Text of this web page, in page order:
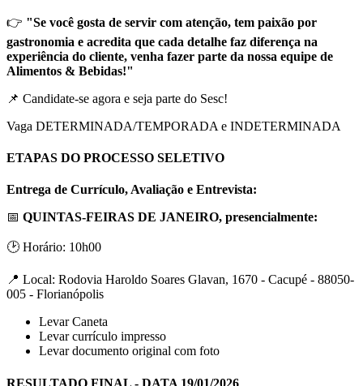
👉 "Se você gosta de servir com atenção, tem paixão por
gastronomia e acredita que cada detalhe faz diferença na
experiência do cliente, venha fazer parte da nossa equipe de
Alimentos & Bebidas!"
📌 Candidate-se agora e seja parte do Sesc!
Vaga DETERMINADA/TEMPORADA e INDETERMINADA
ETAPAS DO PROCESSO SELETIVO
Entrega de Currículo, Avaliação e Entrevista:
📅 QUINTAS-FEIRAS DE JANEIRO, presencialmente:
🕑 Horário: 10h00
📍 Local: Rodovia Haroldo Soares Glavan, 1670 - Cacupé - 88050-
005 - Florianópolis
Levar Caneta
Levar currículo impresso
Levar documento original com foto
RESULTADO FINAL - DATA 19/01/2026